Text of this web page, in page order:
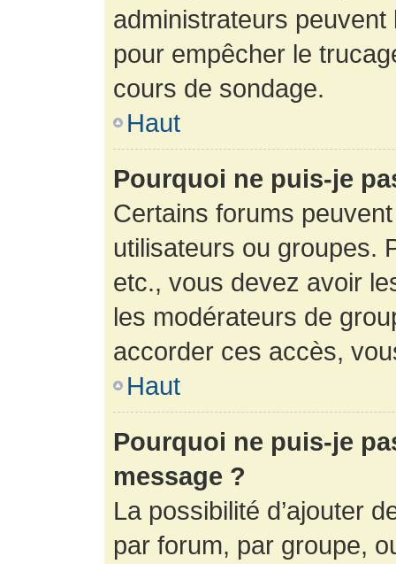
administrateurs
pour empêcher le
cours de sondage.
Haut
Pourquoi ne puis-je
Certains forums
utilisateurs ou groupes.
etc., vous devez avoir
les modérateurs de
accorder ces accès,
Haut
Pourquoi ne puis-je
message ?
La possibilité d’ajouter
par forum, par groupe,